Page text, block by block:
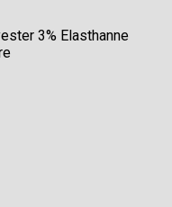
3% Elasthanne